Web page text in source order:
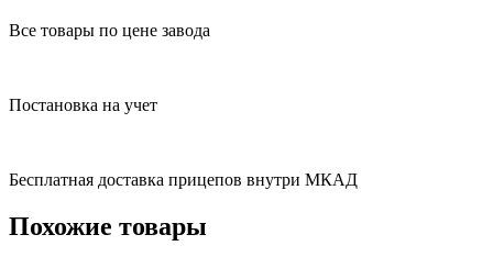
Все товары по цене завода
Постановка на учет
Бесплатная доставка прицепов внутри МКАД
Похожие товары